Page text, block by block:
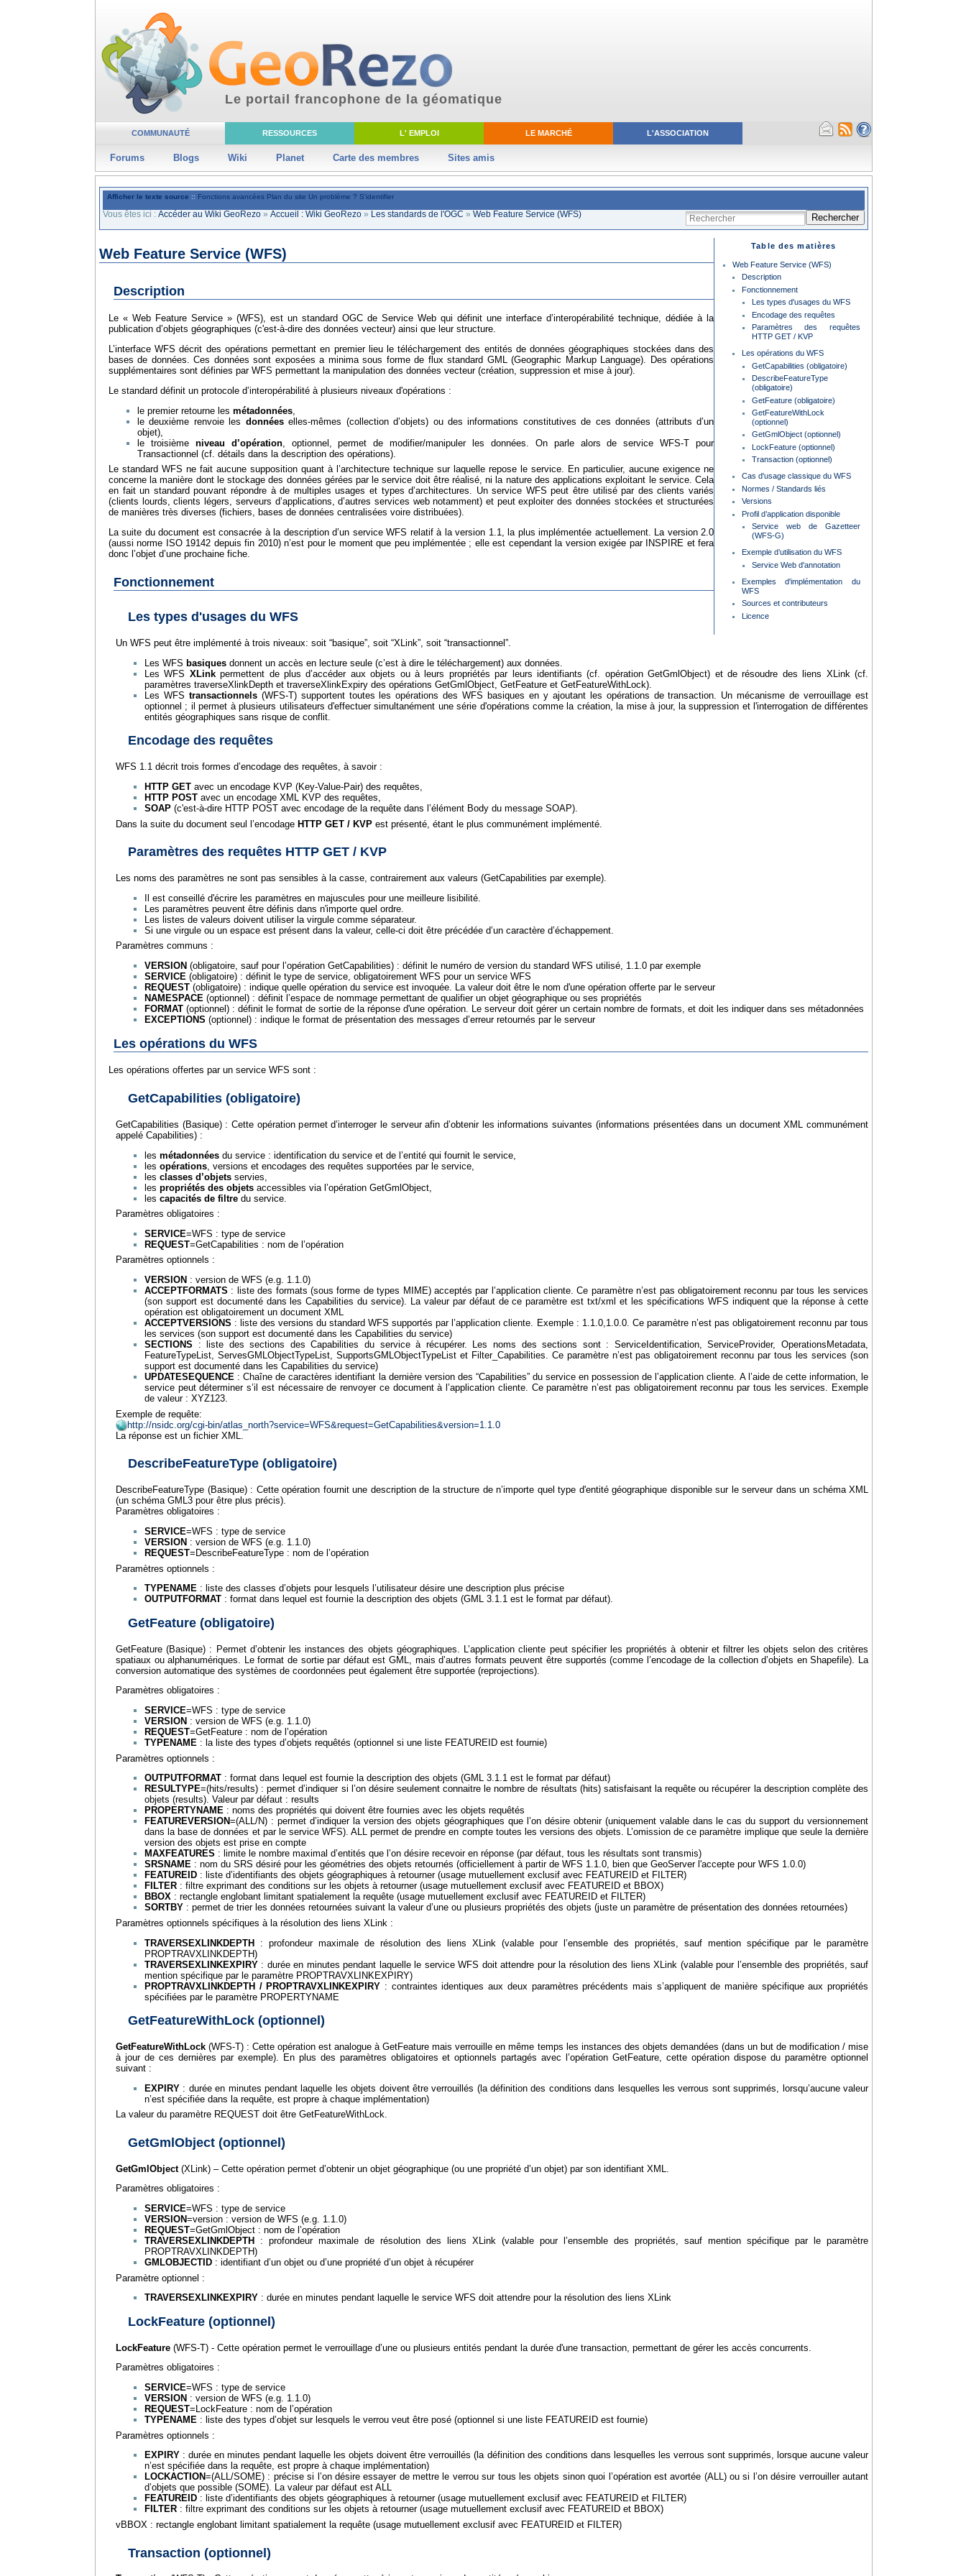
COMMUNAUTÉ RESSOURCES L' EMPLOI LE MARCHÉ L'ASSOCIATION
Forums Blogs Wiki Planet Carte des membres Sites amis
Le portail francophone de la géomatique
Afficher le texte source :: Fonctions avancées Plan du site Un problème ? S'identifier
Vous êtes ici :Accéder au Wiki GeoRezo »Accueil : Wiki GeoRezo » Les standards de l'OGC »Web Feature Service (WFS) Rechercher
Table des matières
Web Feature Service (WFS)
Description
Fonctionnement
Les types d'usages du WFS
Encodage des requêtes
Paramètres des requêtes
HTTP GET / KVP
Les opérations du WFS
GetCapabilities (obligatoire)
DescribeFeatureType
(obligatoire)
GetFeature (obligatoire)
GetFeatureWithLock
(optionnel)
GetGmlObject (optionnel)
LockFeature (optionnel)
Transaction (optionnel)
Cas d'usage classique du WFS
Normes / Standards liés
Versions
Profil d’application disponible
Service web de Gazetteer
(WFS-G)
Exemple d’utilisation du WFS
Service Web d'annotation
Exemples d'implémentation du
WFS
Sources et contributeurs
Licence
Web Feature Service (WFS)
Description
Le « Web Feature Service » (WFS), est un standard OGC de Service Web qui définit une interface d’interopérabilité technique, dédiée à la
publication d’objets géographiques (c'est-à-dire des données vecteur) ainsi que leur structure.
L’interface WFS décrit des opérations permettant en premier lieu le téléchargement des entités de données géographiques stockées dans des
bases de données. Ces données sont exposées a minima sous forme de flux standard GML (Geographic Markup Language). Des opérations
supplémentaires sont définies par WFS permettant la manipulation des données vecteur (création, suppression et mise à jour).
Le standard définit un protocole d’interopérabilité à plusieurs niveaux d'opérations :
le premier retourne les métadonnées
le deuxième renvoie les donnéeselles-mêmes (collection d’objets) ou des informations constitutives de ces données (attributs d’un
objet),
le troisième niveau d’opération, optionnel, permet de modifier/manipuler les données. On parle alors de service WFS-T pour
Transactionnel (cf. détails dans la description des opérations).
Le standard WFS ne fait aucune supposition quant à l’architecture technique sur laquelle repose le service. En particulier, aucune exigence ne
concerne la manière dont le stockage des données gérées par le service doit être réalisé, ni la nature des applications exploitant le service. Cela
en fait un standard pouvant répondre à de multiples usages et types d’architectures. Un service WFS peut être utilisé par des clients variés
(clients lourds, clients légers, serveurs d’applications, d’autres services web notamment) et peut exploiter des données stockées et structurées
de manières très diverses (fichiers, bases de données centralisées voire distribuées).
La suite du document est consacrée à la description d’un service WFS relatif à la version 1.1, la plus implémentée actuellement. La version 2.0
(aussi norme ISO 19142 depuis fin 2010) n’est pour le moment que peu implémentée ; elle est cependant la version exigée par INSPIRE et fera
donc l’objet d’une prochaine fiche.
Fonctionnement
Les types d'usages du WFS
Un WFS peut être implémenté à trois niveaux: soit “basique”, soit “XLink”, soit “transactionnel”.
Les WFS basiques donnent un accès en lecture seule (c’est à dire le téléchargement) aux données.
Les WFS XLinkpermettent de plus d’accéder aux objets ou à leurs propriétés par leurs identifiants (cf. opération GetGmlObject) et de résoudre des liens XLink (cf.
paramètres traverseXlinkDepth et traverseXlinkExpiry des opérations GetGmlObject, GetFeature et GetFeatureWithLock).
Les WFS transactionnels(WFS-T) supportent toutes les opérations des WFS basiques en y ajoutant les opérations de transaction. Un mécanisme de verrouillage est
optionnel ; il permet à plusieurs utilisateurs d'effectuer simultanément une série d'opérations comme la création, la mise à jour, la suppression et l'interrogation de différentes
entités géographiques sans risque de conflit.
Encodage des requêtes
WFS 1.1 décrit trois formes d’encodage des requêtes, à savoir :
HTTP GET avec un encodage KVP (Key-Value-Pair) des requêtes,
HTTP POST avec un encodage XML KVP des requêtes,
SOAP (c'est-à-dire HTTP POST avec encodage de la requête dans l’élément Body du message SOAP).
Dans la suite du document seul l’encodage HTTP GET / KVP est présenté, étant le plus communément implémenté.
Paramètres des requêtes HTTP GET / KVP
Les noms des paramètres ne sont pas sensibles à la casse, contrairement aux valeurs (GetCapabilities par exemple).
Il est conseillé d'écrire les paramètres en majuscules pour une meilleure lisibilité.
Les paramètres peuvent être définis dans n'importe quel ordre.
Les listes de valeurs doivent utiliser la virgule comme séparateur.
Si une virgule ou un espace est présent dans la valeur, celle-ci doit être précédée d’un caractère d’échappement.
Paramètres communs :
VERSION (obligatoire, sauf pour l’opération GetCapabilities) : définit le numéro de version du standard WFS utilisé, 1.1.0 par exemple
SERVICE (obligatoire) : définit le type de service, obligatoirement WFS pour un service WFS
REQUEST (obligatoire) : indique quelle opération du service est invoquée. La valeur doit être le nom d'une opération offerte par le serveur
NAMESPACE (optionnel) : définit l’espace de nommage permettant de qualifier un objet géographique ou ses propriétés
FORMAT (optionnel) : définit le format de sortie de la réponse d'une opération. Le serveur doit gérer un certain nombre de formats, et doit les indiquer dans ses métadonnées
EXCEPTIONS (optionnel) : indique le format de présentation des messages d’erreur retournés par le serveur
Les opérations du WFS
Les opérations offertes par un service WFS sont :
GetCapabilities (obligatoire)
GetCapabilities (Basique) : Cette opération permet d’interroger le serveur afin d’obtenir les informations suivantes (informations présentées dans un document XML communément
appelé Capabilities) :
les métadonnées du service : identification du service et de l’entité qui fournit le service,
les opérations , versions et encodages des requêtes supportées par le service,
les classes d’objets servies,
les propriétés des objets accessibles via l’opération GetGmlObject,
les capacités de filtre du service.
Paramètres obligatoires :
SERVICE=WFS : type de service
REQUEST=GetCapabilities : nom de l’opération
Paramètres optionnels :
VERSION : version de WFS (e.g. 1.1.0)
ACCEPTFORMATS : liste des formats (sous forme de types MIME) acceptés par l’application cliente. Ce paramètre n’est pas obligatoirement reconnu par tous les services
(son support est documenté dans les Capabilities du service). La valeur par défaut de ce paramètre est txt/xml et les spécifications WFS indiquent que la réponse à cette
opération est obligatoirement un document XML
ACCEPTVERSIONS : liste des versions du standard WFS supportés par l’application cliente. Exemple : 1.1.0,1.0.0. Ce paramètre n’est pas obligatoirement reconnu par tous
les services (son support est documenté dans les Capabilities du service)
SECTIONS : liste des sections des Capabilities du service à récupérer. Les noms des sections sont : ServiceIdentification, ServiceProvider, OperationsMetadata,
FeatureTypeList, ServesGMLObjectTypeList, SupportsGMLObjectTypeList et Filter_Capabilities. Ce paramètre n’est pas obligatoirement reconnu par tous les services (son
support est documenté dans les Capabilities du service)
UPDATESEQUENCE : Chaîne de caractères identifiant la dernière version des “Capabilities” du service en possession de l’application cliente. A l’aide de cette information, le
service peut déterminer s’il est nécessaire de renvoyer ce document à l’application cliente. Ce paramètre n’est pas obligatoirement reconnu par tous les services. Exemple
de valeur : XYZ123.
Exemple de requête:
http://nsidc.org/cgi-bin/atlas_north?service=WFS&request=GetCapabilities&version=1.1.0
La réponse est un fichier XML.
DescribeFeatureType (obligatoire)
DescribeFeatureType (Basique) : Cette opération fournit une description de la structure de n’importe quel type d'entité géographique disponible sur le serveur dans un schéma XML
(un schéma GML3 pour être plus précis).
Paramètres obligatoires :
SERVICE=WFS : type de service
VERSION : version de WFS (e.g. 1.1.0)
REQUEST=DescribeFeatureType : nom de l’opération
Paramètres optionnels :
TYPENAME : liste des classes d’objets pour lesquels l’utilisateur désire une description plus précise
OUTPUTFORMAT : format dans lequel est fournie la description des objets (GML 3.1.1 est le format par défaut).
GetFeature (obligatoire)
GetFeature (Basique) : Permet d’obtenir les instances des objets géographiques. L’application cliente peut spécifier les propriétés à obtenir et filtrer les objets selon des critères
spatiaux ou alphanumériques. Le format de sortie par défaut est GML, mais d’autres formats peuvent être supportés (comme l’encodage de la collection d’objets en Shapefile). La
conversion automatique des systèmes de coordonnées peut également être supportée (reprojections).
Paramètres obligatoires :
SERVICE=WFS : type de service
VERSION : version de WFS (e.g. 1.1.0)
REQUEST=GetFeature : nom de l’opération
TYPENAME : la liste des types d’objets requêtés (optionnel si une liste FEATUREID est fournie)
Paramètres optionnels :
OUTPUTFORMAT : format dans lequel est fournie la description des objets (GML 3.1.1 est le format par défaut)
RESULTYPE=(hits/results) : permet d’indiquer si l’on désire seulement connaitre le nombre de résultats (hits) satisfaisant la requête ou récupérer la description complète des
objets (results). Valeur par défaut : results
PROPERTYNAME : noms des propriétés qui doivent être fournies avec les objets requêtés
FEATUREVERSION=(ALL/N) : permet d’indiquer la version des objets géographiques que l’on désire obtenir (uniquement valable dans le cas du support du versionnement
dans la base de données et par le service WFS). ALL permet de prendre en compte toutes les versions des objets. L’omission de ce paramètre implique que seule la dernière
version des objets est prise en compte
MAXFEATURES : limite le nombre maximal d’entités que l’on désire recevoir en réponse (par défaut, tous les résultats sont transmis)
SRSNAME : nom du SRS désiré pour les géométries des objets retournés (officiellement à partir de WFS 1.1.0, bien que GeoServer l'accepte pour WFS 1.0.0)
FEATUREID : liste d’identifiants des objets géographiques à retourner (usage mutuellement exclusif avec FEATUREID et FILTER)
FILTER : filtre exprimant des conditions sur les objets à retourner (usage mutuellement exclusif avec FEATUREID et BBOX)
BBOX : rectangle englobant limitant spatialement la requête (usage mutuellement exclusif avec FEATUREID et FILTER)
SORTBY : permet de trier les données retournées suivant la valeur d’une ou plusieurs propriétés des objets (juste un paramètre de présentation des données retournées)
Paramètres optionnels spécifiques à la résolution des liens XLink :
TRAVERSEXLINKDEPTH : profondeur maximale de résolution des liens XLink (valable pour l’ensemble des propriétés, sauf mention spécifique par le paramètre
PROPTRAVXLINKDEPTH)
TRAVERSEXLINKEXPIRY : durée en minutes pendant laquelle le service WFS doit attendre pour la résolution des liens XLink (valable pour l’ensemble des propriétés, sauf
mention spécifique par le paramètre PROPTRAVXLINKEXPIRY)
PROPTRAVXLINKDEPTH / PROPTRAVXLINKEXPIRY : contraintes identiques aux deux paramètres précédents mais s’appliquent de manière spécifique aux propriétés
spécifiées par le paramètre PROPERTYNAME
GetFeatureWithLock (optionnel)
GetFeatureWithLock (WFS-T) : Cette opération est analogue à GetFeature mais verrouille en même temps les instances des objets demandées (dans un but de modification / mise
à jour de ces dernières par exemple). En plus des paramètres obligatoires et optionnels partagés avec l’opération GetFeature, cette opération dispose du paramètre optionnel
suivant :
EXPIRY : durée en minutes pendant laquelle les objets doivent être verrouillés (la définition des conditions dans lesquelles les verrous sont supprimés, lorsqu’aucune valeur
n’est spécifiée dans la requête, est propre à chaque implémentation)
La valeur du paramètre REQUEST doit être GetFeatureWithLock.
GetGmlObject (optionnel)
GetGmlObject(XLink) – Cette opération permet d’obtenir un objet géographique (ou une propriété d’un objet) par son identifiant XML.
Paramètres obligatoires :
SERVICE=WFS : type de service
VERSION=version : version de WFS (e.g. 1.1.0)
REQUEST=GetGmlObject : nom de l’opération
TRAVERSEXLINKDEPTH
: profondeur maximale de résolution des liens XLink (valable pour l’ensemble des propriétés, sauf mention spécifique par le paramètre
PROPTRAVXLINKDEPTH)
GMLOBJECTID : identifiant d’un objet ou d’une propriété d’un objet à récupérer
Paramètre optionnel :
TRAVERSEXLINKEXPIRY : durée en minutes pendant laquelle le service WFS doit attendre pour la résolution des liens XLink
LockFeature (optionnel)
LockFeature (WFS-T) - Cette opération permet le verrouillage d’une ou plusieurs entités pendant la durée d'une transaction, permettant de gérer les accès concurrents.
Paramètres obligatoires :
SERVICE=WFS : type de service
VERSION : version de WFS (e.g. 1.1.0)
REQUEST=LockFeature : nom de l’opération
TYPENAME : liste des types d’objet sur lesquels le verrou veut être posé (optionnel si une liste FEATUREID est fournie)
Paramètres optionnels :
EXPIRY : durée en minutes pendant laquelle les objets doivent être verrouillés (la définition des conditions dans lesquelles les verrous sont supprimés, lorsque aucune valeur
n’est spécifiée dans la requête, est propre à chaque implémentation)
LOCKACTION=(ALL/SOME) : précise si l’on désire essayer de mettre le verrou sur tous les objets sinon quoi l’opération est avortée (ALL) ou si l’on désire verrouiller autant
d’objets que possible (SOME). La valeur par défaut est ALL
FEATUREID : liste d’identifiants des objets géographiques à retourner (usage mutuellement exclusif avec FEATUREID et FILTER)
FILTER : filtre exprimant des conditions sur les objets à retourner (usage mutuellement exclusif avec FEATUREID et BBOX)
vBBOX : rectangle englobant limitant spatialement la requête (usage mutuellement exclusif avec FEATUREID et FILTER)
Transaction (optionnel)